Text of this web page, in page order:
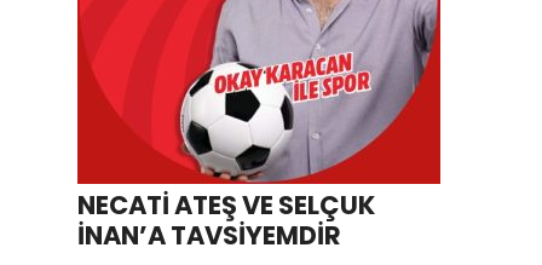
NECATİ ATEŞ VE SELÇUK
İNAN’A TAVSİYEMDİR